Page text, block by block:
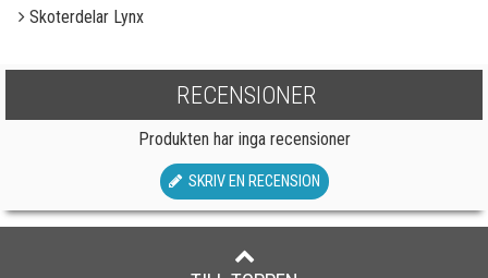
Skoterdelar Lynx
RECENSIONER
Produkten har inga recensioner
SKRIV EN RECENSION